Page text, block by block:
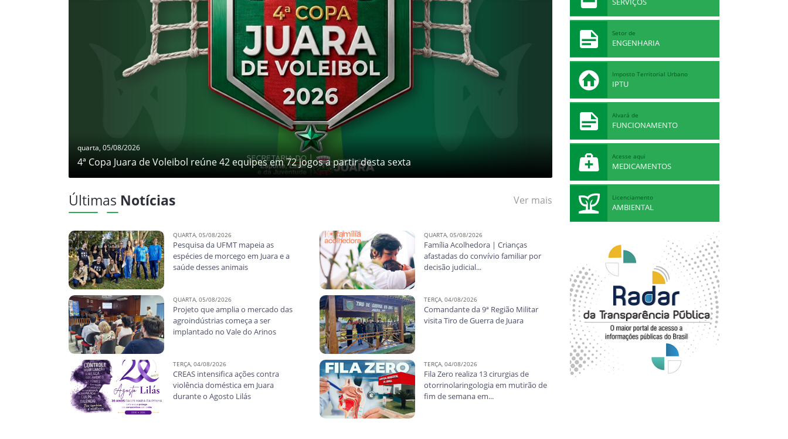
quarta, 05/08/2026
4ª Copa Juara de Voleibol reúne 42 equipes em 72 jogos a partir desta sexta
Setenta e dois jogos. Três ginásios funcionando ao mesmo tempo. Um sábado que começa às 7h15 e só termina depois das 22h. É esse o
Últimas Notícias Ver mais
QUARTA, 05/08/2026
Pesquisa da UFMT mapeia as
espécies de morcego em Juara e a
saúde desses animais
QUARTA, 05/08/2026
Família Acolhedora | Crianças
afastadas do convívio familiar por
decisão judicial...
QUARTA, 05/08/2026
Projeto que amplia o mercado das
agroindústrias começa a ser
implantado no Vale do Arinos
TERÇA, 04/08/2026
Comandante da 9ª Região Militar
visita Tiro de Guerra de Juara
TERÇA, 04/08/2026
CREAS intensifica ações contra
violência doméstica em Juara
durante o Agosto Lilás
TERÇA, 04/08/2026
Fila Zero realiza 13 cirurgias de
otorrinolaringologia em mutirão de
fim de semana em...
Setor de
ENGENHARIA
Imposto Territorial Urbano
IPTU
Alvará de
FUNCIONAMENTO
Acesse aqui
MEDICAMENTOS
Licenciamento
AMBIENTAL